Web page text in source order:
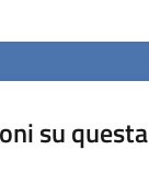
su questa